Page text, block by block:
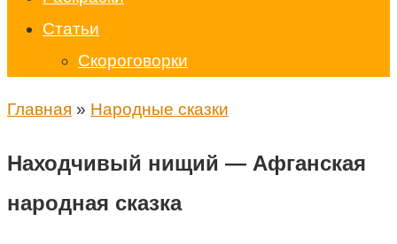
Статьи
Скороговорки
Главная » Народные сказки
Находчивый нищий — Афганская
народная сказка